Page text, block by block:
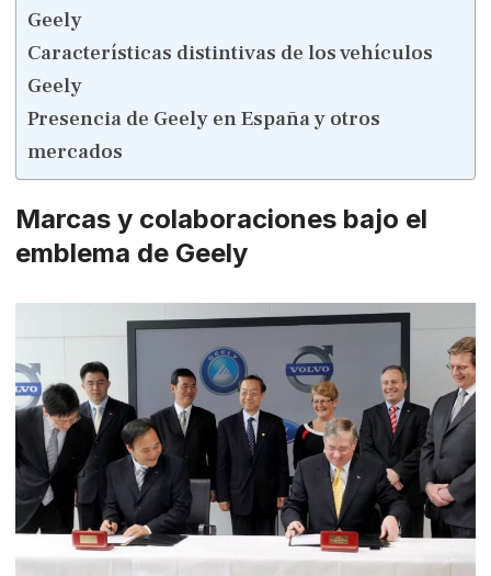
Geely
Características distintivas de los vehículos
Geely
Presencia de Geely en España y otros
mercados
Marcas y colaboraciones bajo el
emblema de Geely